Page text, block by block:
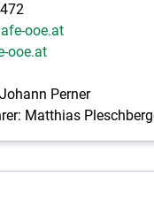
ooe.at
ooe.at
Perner
Matthias